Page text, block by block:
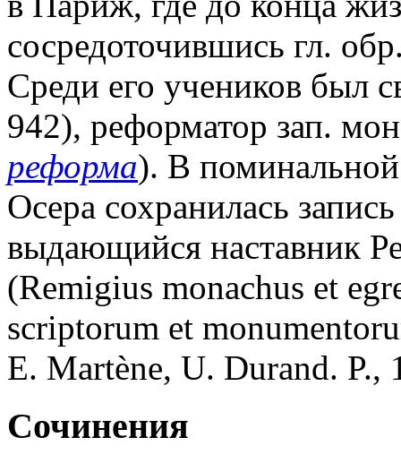
сосредоточившись гл.
Среди его учеников был
942), реформатор зап.
реформа). В поминальной
Осера сохранилась
выдающийся наставник
(Remigius monachus et
scriptorum et
E. Martène, U. Durand. P.,
Сочинения